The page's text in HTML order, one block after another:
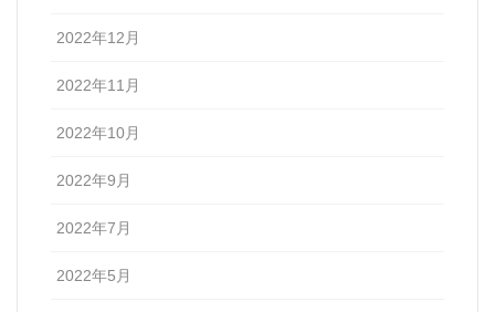
2022年12月
2022年11月
2022年10月
2022年9月
2022年7月
2022年5月